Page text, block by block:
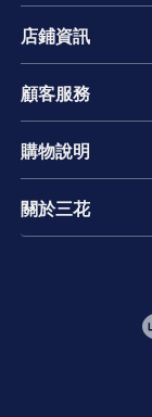
店鋪資訊
顧客服務
購物說明
關於三花